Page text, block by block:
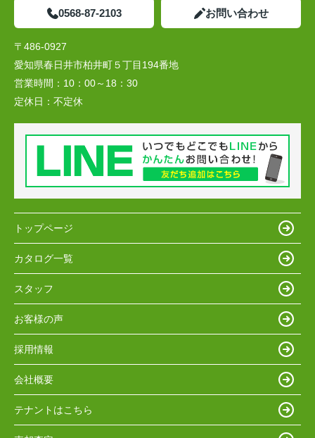
0568-87-2103 お問い合わせ
〒486-0927
愛知県春日井市柏井町５丁目194番地
営業時間： 10：00～18：30
定休日： 不定休
トップページ
カタログ一覧
スタッフ
お客様の声
採用情報
会社概要
テナントはこちら